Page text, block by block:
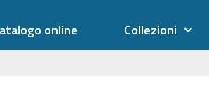
online Collezioni